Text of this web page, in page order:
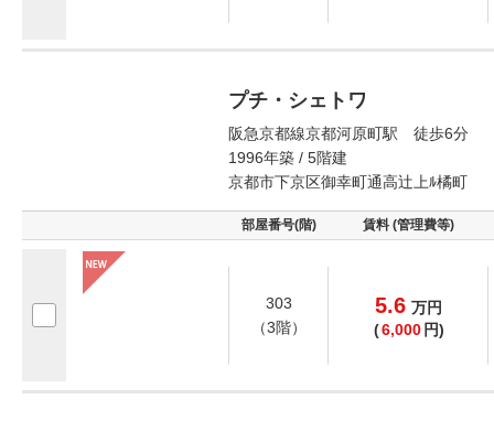
プチ・シェトワ
阪急京都線京都河原町駅 徒歩6分
1996年築 / 5階建
京都市下京区御幸町通高辻上ﾙ橘町
部屋番号(階) 賃料 (管理費等)
303
（3階）
5.6 万円
(6,000 円)